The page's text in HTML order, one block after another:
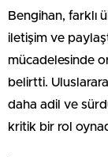
Bengihan, farklı
iletişim ve
mücadelesinde
belirtti.
daha adil ve
kritik bir rol